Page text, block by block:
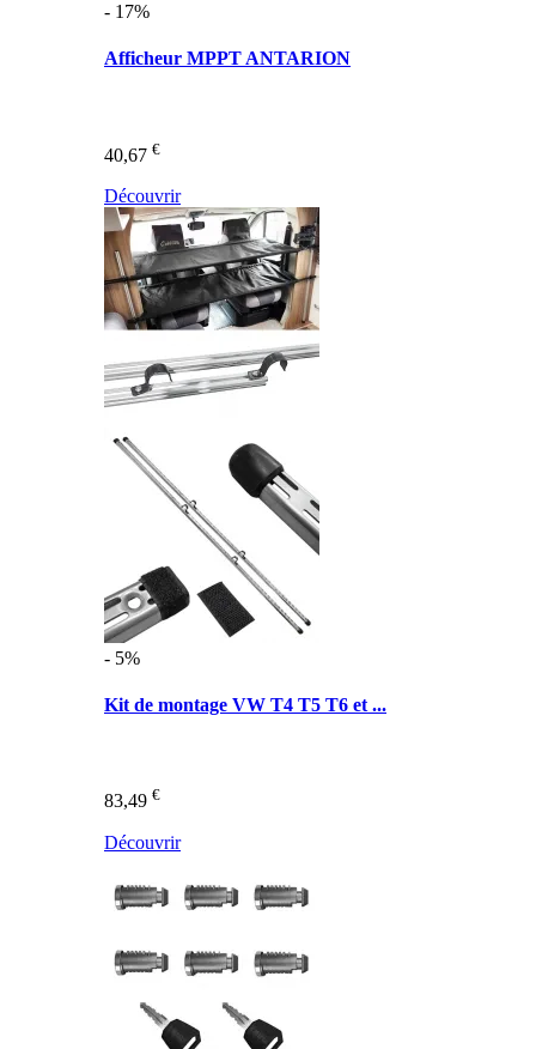
- 17%
Afficheur MPPT ANTARION
40,67 €
Découvrir
- 5%
Kit de montage VW T4 T5 T6 et ...
83,49 €
Découvrir